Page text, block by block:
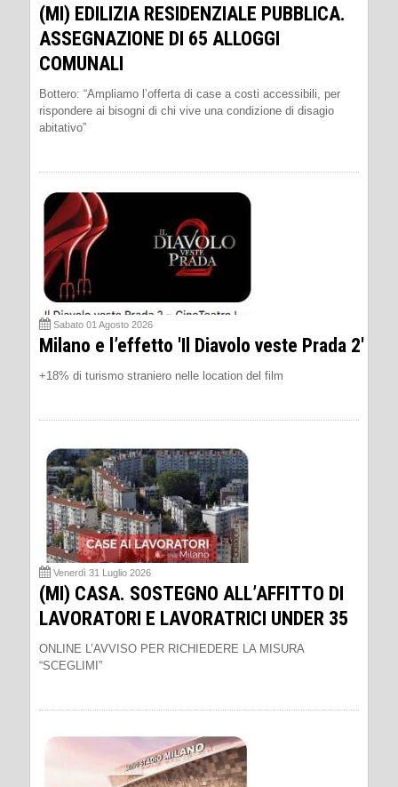
(MI) EDILIZIA RESIDENZIALE PUBBLICA.
ASSEGNAZIONE DI 65 ALLOGGI
COMUNALI
Bottero: “Ampliamo l’offerta di case a costi accessibili, per
rispondere ai bisogni di chi vive una condizione di disagio
abitativo”
Sabato 01 Agosto 2026
Milano e l’effetto 'Il Diavolo veste Prada 2'
+18% di turismo straniero nelle location del film
Venerdì 31 Luglio 2026
(MI) CASA. SOSTEGNO ALL’AFFITTO DI
LAVORATORI E LAVORATRICI UNDER 35
ONLINE L’AVVISO PER RICHIEDERE LA MISURA
“SCEGLIMI”